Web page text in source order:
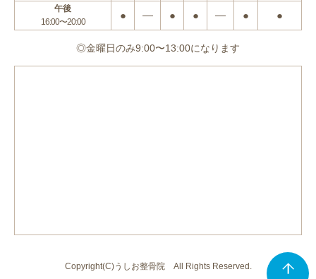
午後
16:00〜20:00
● ― ● ● ― ● ●
◎金曜日のみ9:00〜13:00になります
Copyright(C)うしお整骨院 All Rights Reserved.